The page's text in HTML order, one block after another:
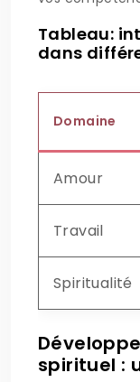
Tableau:
dans
Domaine
Amour
Travail
Spiritualité
spirituel :